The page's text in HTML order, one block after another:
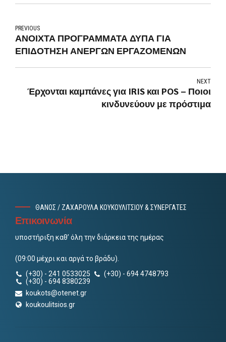
PREVIOUS
ΑΝΟΙΧΤΑ ΠΡΟΓΡΑΜΜΑΤΑ ΔΥΠΑ ΓΙΑ
ΕΠΙΔΟΤΗΣΗ ΑΝΕΡΓΩΝ ΕΡΓΑΖΟΜΕΝΩΝ
NEXT
Έρχονται καμπάνες για IRIS και POS – Ποιοι
κινδυνεύουν με πρόστιμα
ΘΑΝΟΣ / ΖΑΧΑΡΟΥΛΑ ΚΟΥΚΟΥΛΙΤΣΙΟΥ & ΣΥΝΕΡΓΑΤΕΣ
Επικοινωνία
υποστήριξη καθ’ όλη την διάρκεια της ημέρας
(09:00 μέχρι και αργά το βράδυ).
(+30) - 241 0533025
(+30) - 694 4748793
(+30) - 694 8380239
koukots@otenet.gr
koukoulitsios.gr